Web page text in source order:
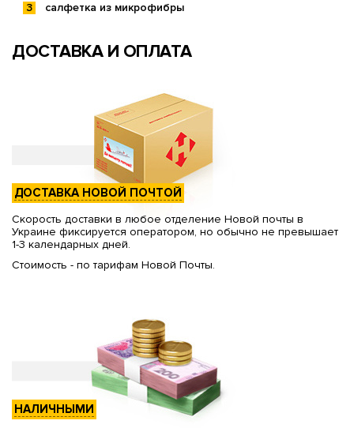
салфетка из микрофибры
ДОСТАВКА И ОПЛАТА
ДОСТАВКА НОВОЙ ПОЧТОЙ
Скорость доставки в любое отделение Новой почты в
Украине фиксируется оператором, но обычно не превышает
1-3 календарных дней.
Стоимость - по тарифам Новой Почты.
НАЛИЧНЫМИ